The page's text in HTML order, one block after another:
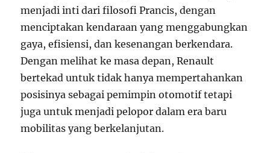
menjadi inti dari filosofi Prancis, dengan
menciptakan kendaraan yang menggabungkan
gaya, efisiensi, dan kesenangan berkendara.
Dengan melihat ke masa depan, Renault
bertekad untuk tidak hanya mempertahankan
posisinya sebagai pemimpin otomotif tetapi
juga untuk menjadi pelopor dalam era baru
mobilitas yang berkelanjutan.